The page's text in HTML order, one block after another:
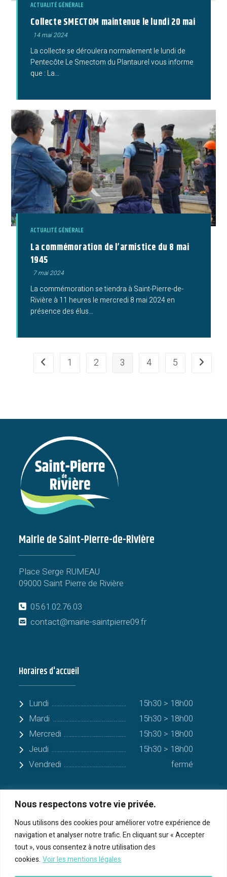
Nous respectons votre vie privée.
Nous utilisons des cookies pour améliorer votre expérience de
navigation et analyser notre trafic. En cliquant sur « Accepter
tout », vous consentez à notre utilisation des
cookies. Voir les mentions légales
ACTUALITÉ GÉNÉRALE
Collecte SMECTOM maintenue le lundi 20 mai
Publication
14 mai 2024
La collecte se déroulera normalement le lundi de
Pentecôte Le Smectom du Plantaurel vous informe
que : La…
ACTUALITÉ GÉNÉRALE
La commémoration de l’armistice du 8 mai
1945
Publication
7 mai 2024
La commémoration se tiendra à Saint-Pierre-de-
Rivière à 11 heures le mercredi 8 mai 2024 en
présence des élus…
Go to the previous page
1 2 3 4 5 Aller à
Mairie de Saint-Pierre-de-Rivière
Place Serge RUMEAU
09000 Saint Pierre de Rivière
05.61.02.76.03
contact@mairie-saintpierre09.fr
Horaires d'accueil
Lundi
15h30 > 18h00
Mardi
15h30 > 18h00
Mercredi
15h30 > 18h00
Jeudi
15h30 > 18h00
Vendredi
fermé
Serres-sur-Arget
Bénac